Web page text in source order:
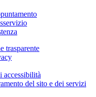
trasparente
accessibilità
del sito e dei servizi